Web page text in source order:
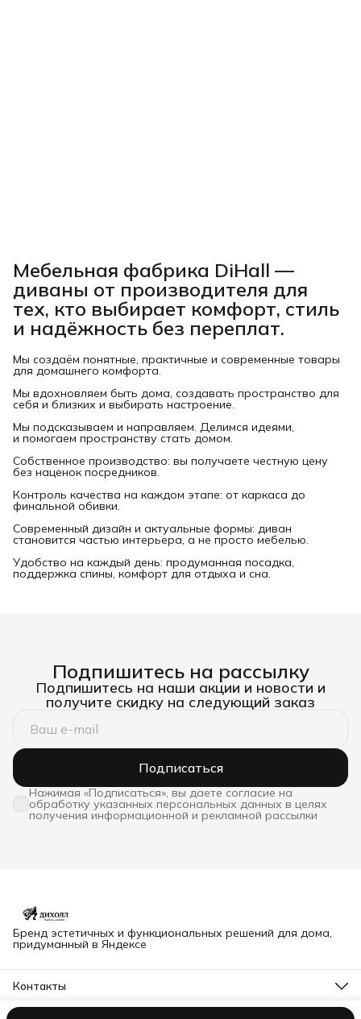
Мебельная фабрика DiHall —
диваны от производителя для
тех, кто выбирает комфорт, стиль
и надёжность без переплат.
Мы создаём понятные, практичные и современные товары
для домашнего комфорта.
Мы вдохновляем быть дома, создавать пространство для
себя и близких и выбирать настроение.
Мы подсказываем и направляем. Делимся идеями,
и помогаем пространству стать домом.
Собственное производство: вы получаете честную цену
без наценок посредников.
Контроль качества на каждом этапе: от каркаса до
финальной обивки.
Современный дизайн и актуальные формы: диван
становится частью интерьера, а не просто мебелью.
Удобство на каждый день: продуманная посадка,
поддержка спины, комфорт для отдыха и сна.
Подпишитесь на рассылку
Подпишитесь на наши акции и новости и
получите скидку на следующий заказ
Подписаться
Нажимая «Подписаться», вы даете согласие на
обработку указанных персональных данных в целях
получения информационной и рекламной рассылки
Бренд эстетичных и функциональных решений для дома,
придуманный в Яндексе
Контакты
Адрес